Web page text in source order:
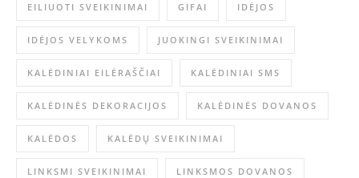
EILIUOTI SVEIKINIMAI GIFAI IDĖJOS
IDĖJOS VELYKOMS JUOKINGI SVEIKINIMAI
KALĖDINIAI EILĖRAŠČIAI KALĖDINIAI SMS
KALĖDINĖS DEKORACIJOS KALĖDINĖS DOVANOS
KALĖDOS KALĖDŲ SVEIKINIMAI
LINKSMI SVEIKINIMAI LINKSMOS DOVANOS